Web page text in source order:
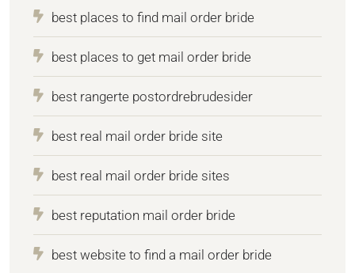
best places to find mail order bride
best places to get mail order bride
best rangerte postordrebrudesider
best real mail order bride site
best real mail order bride sites
best reputation mail order bride
best website to find a mail order bride